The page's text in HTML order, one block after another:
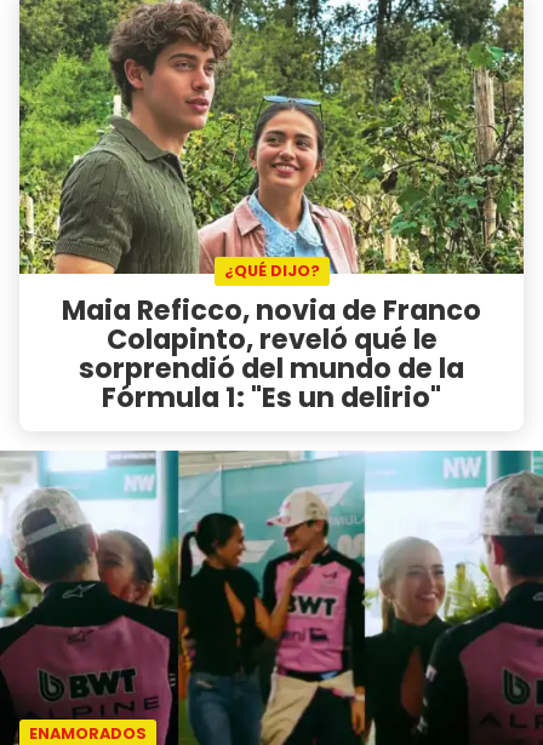
¿QUÉ DIJO?
Maia Reficco, novia de Franco
Colapinto, reveló qué le
sorprendió del mundo de la
Fórmula 1: "Es un delirio"
ENAMORADOS